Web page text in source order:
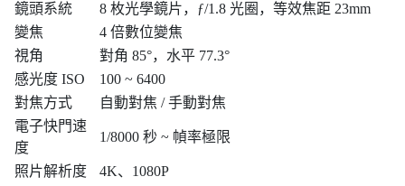
鏡頭系統
8 枚光學鏡片，ƒ/1.8 光圈，等效焦距 23mm
變焦
4 倍數位變焦
視角
對角 85°，水平 77.3°
感光度 ISO
100 ~ 6400
對焦方式
自動對焦 / 手動對焦
電子快門速
度
1/8000 秒 ~ 幀率極限
照片解析度
4K、1080P